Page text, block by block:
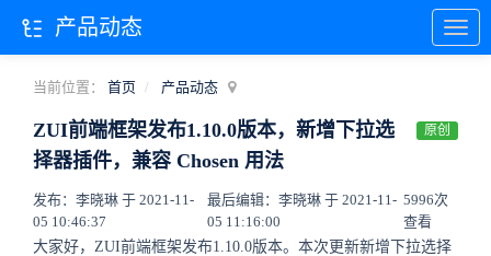
当前位置： 首页 产品动态
ZUI前端框架发布1.10.0版本，新增下拉选
择器插件，兼容 Chosen 用法
原创
发布：李晓琳 于 2021-11-
05 10:46:37
最后编辑：李晓琳 于 2021-11-
05 11:16:00
5996次
查看
大家好，ZUI前端框架发布1.10.0版本。本次更新新增下拉选择
产品动态